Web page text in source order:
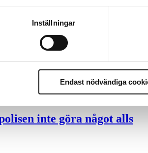
Inställningar
Endast nödvändiga
– inte om forskarnas motiv
polisen
inte göra något alls